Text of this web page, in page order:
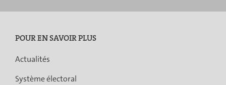
POUR EN SAVOIR PLUS
Actualités
Système électoral